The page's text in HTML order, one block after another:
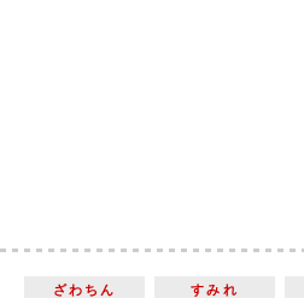
ざわちん すみれ